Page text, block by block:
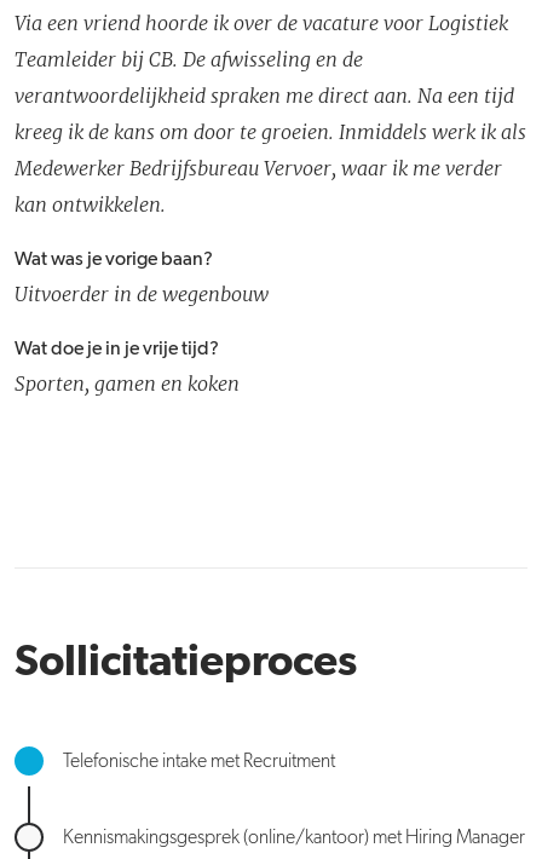
Via een vriend hoorde ik over de vacature voor Logistiek
Teamleider bij CB. De afwisseling en de
verantwoordelijkheid spraken me direct aan. Na een tijd
kreeg ik de kans om door te groeien. Inmiddels werk ik als
Medewerker Bedrijfsbureau Vervoer, waar ik me verder
kan ontwikkelen.
Wat was je vorige baan?
Uitvoerder in de wegenbouw
Wat doe je in je vrije tijd?
Sporten, gamen en koken
Sollicitatieproces
Telefonische intake met Recruitment
Kennismakingsgesprek (online/kantoor) met Hiring Manager